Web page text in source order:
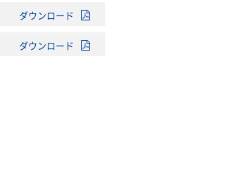
ダウンロード
ダウンロード